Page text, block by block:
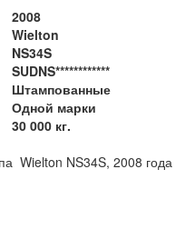
2008
Wielton
NS34S
SUDNS************
Штампованные
Одной марки
30 000 кг.
Wielton NS34S, 2008 года